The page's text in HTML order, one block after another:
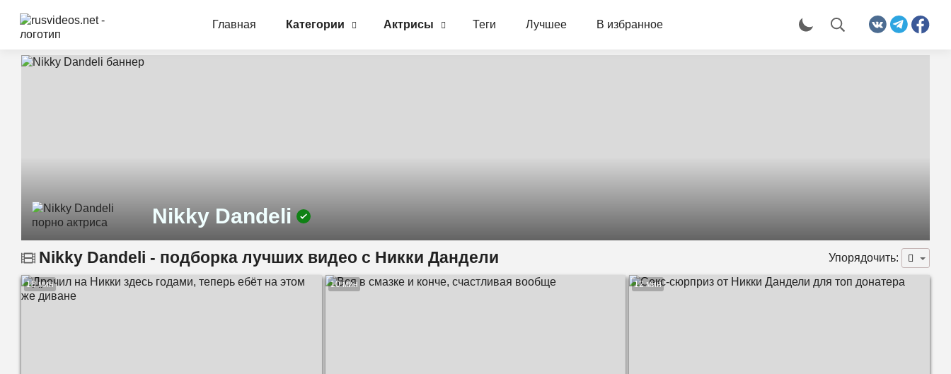
Главная Категории Актрисы Теги Лучшее В избранное
Nikky Dandeli
Nikky Dandeli - подборка лучших видео с Никки Дандели Упорядочить:
18 мин 10 мин 12 мин